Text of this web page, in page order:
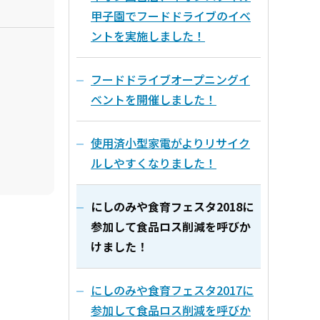
甲子園でフードドライブのイベ
ントを実施しました！
フードドライブオープニングイ
ベントを開催しました！
使用済小型家電がよりリサイク
ルしやすくなりました！
にしのみや食育フェスタ2018に
参加して食品ロス削減を呼びか
けました！
にしのみや食育フェスタ2017に
参加して食品ロス削減を呼びか